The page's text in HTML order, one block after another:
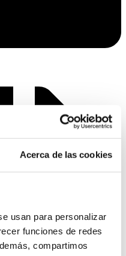
Acerca de las cookies
usan para personalizar
funciones de redes
compartimos